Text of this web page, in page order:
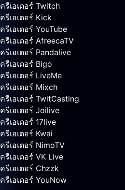
ครีเอเตอร์ Twitch
ครีเอเตอร์ Kick
ครีเอเตอร์ YouTube
ครีเอเตอร์ AfreecaTV
ครีเอเตอร์ Pandalive
ครีเอเตอร์ Bigo
ครีเอเตอร์ LiveMe
ครีเอเตอร์ Mixch
ครีเอเตอร์ TwitCasting
ครีเอเตอร์ Joilive
ครีเอเตอร์ 17live
ครีเอเตอร์ Kwai
ครีเอเตอร์ NimoTV
ครีเอเตอร์ VK Live
ครีเอเตอร์ Chzzk
ครีเอเตอร์ YouNow